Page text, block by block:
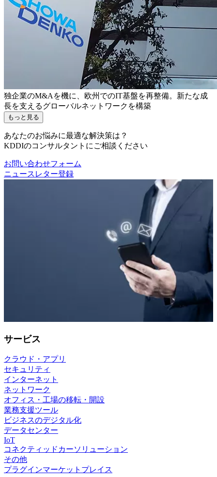
独企業のM&Aを機に、欧州でのIT基盤を再整備。新たな成
長を支えるグローバルネットワークを構築
もっと見る
あなたのお悩みに最適な解決策は？
KDDIのコンサルタントにご相談ください
お問い合わせフォーム
ニュースレター登録
サービス
クラウド・アプリ
セキュリティ
インターネット
ネットワーク
オフィス・工場の移転・開設
業務支援ツール
ビジネスのデジタル化
データセンター
IoT
コネクティッドカーソリューション
その他
プラグインマーケットプレイス